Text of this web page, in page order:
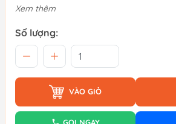
Xem thêm
Số lượng:
VÀO GIỎ
GỌI NGAY